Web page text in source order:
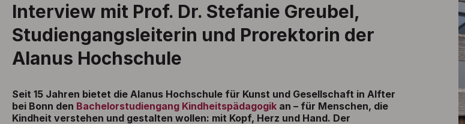
Interview mit Prof. Dr. Stefanie Greubel,
Studiengangsleiterin und Prorektorin der
Alanus Hochschule
Seit 15 Jahren bietet die Alanus Hochschule für Kunst und Gesellschaft in Alfter
bei Bonn den Bachelorstudiengang Kindheitspädagogik an – für Menschen, die
Kindheit verstehen und gestalten wollen: mit Kopf, Herz und Hand. Der